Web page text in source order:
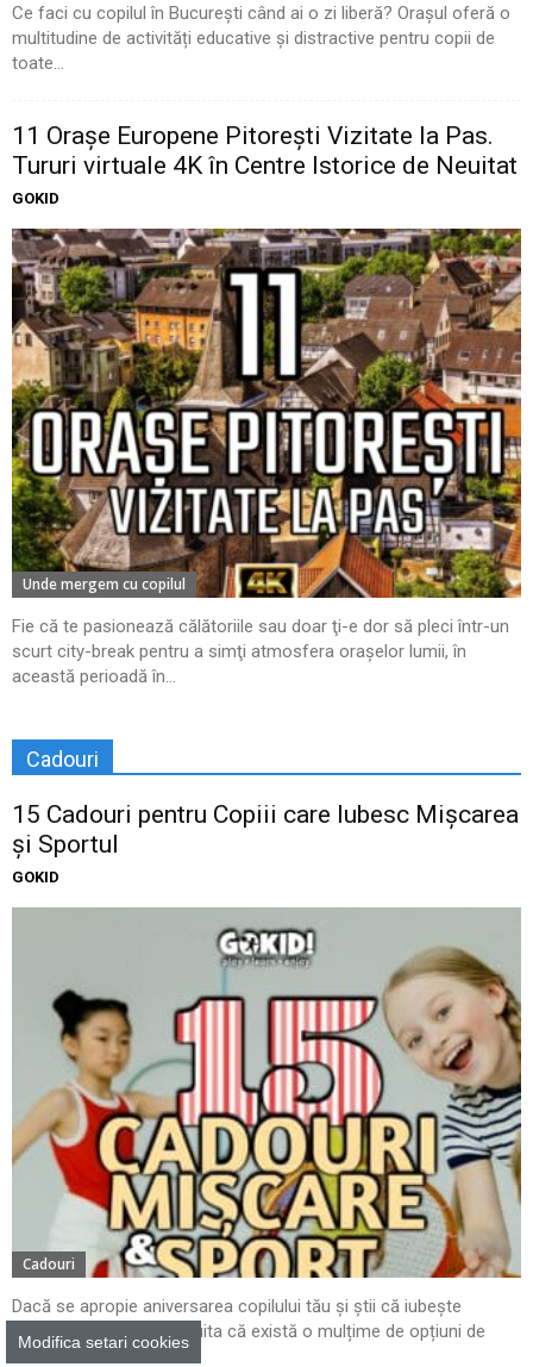
Ce faci cu copilul în București când ai o zi liberă? Orașul oferă o
multitudine de activități educative și distractive pentru copii de
toate...
11 Oraşe Europene Pitoreşti Vizitate la Pas.
Tururi virtuale 4K în Centre Istorice de Neuitat
GOKID
Unde mergem cu copilul
Fie că te pasionează călătoriile sau doar ţi-e dor să pleci într-un
scurt city-break pentru a simţi atmosfera oraşelor lumii, în
această perioadă în...
Cadouri
15 Cadouri pentru Copiii care Iubesc Mișcarea
și Sportul
GOKID
Cadouri
Dacă se apropie aniversarea copilului tău și știi că iubește
mișcarea și sportul, nu uita că există o mulțime de opțiuni de
Modifica setari cookies